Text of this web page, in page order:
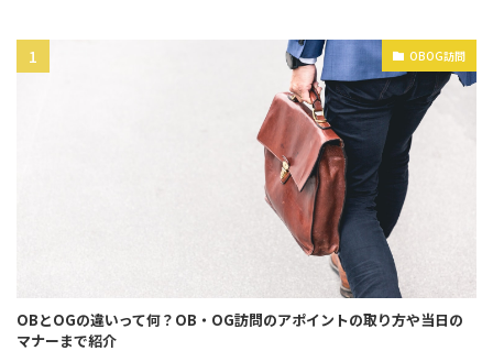
OBOG訪問
OBとOGの違いって何？OB・OG訪問のアポイントの取り方や当日の
マナーまで紹介